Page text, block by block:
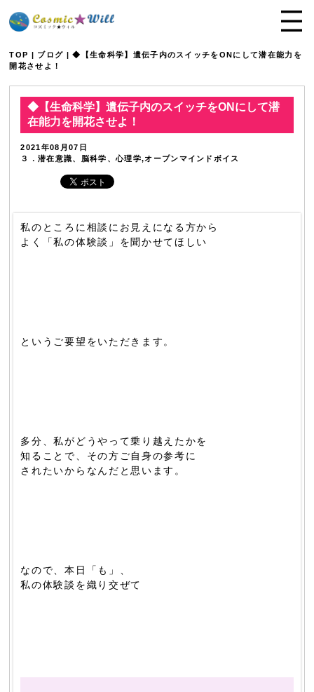
TOP | ブログ | ◆【生命科学】遺伝子内のスイッチをONにして潜在能力を
開花させよ！
◆【生命科学】遺伝子内のスイッチをONにして潜
在能力を開花させよ！
2021年08月07日
３．潜在意識、脳科学、心理学,オープンマインドボイス
私のところに相談にお見えになる方から
よく「私の体験談」を聞かせてほしい
というご要望をいただきます。
多分、私がどうやって乗り越えたかを
知ることで、その方ご自身の参考に
されたいからなんだと思います。
なので、本日「も」、
私の体験談を織り交ぜて